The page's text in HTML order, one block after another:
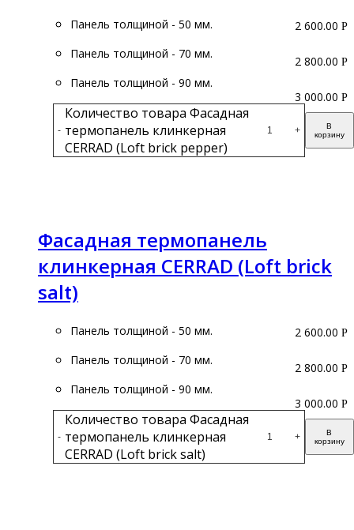
Панель толщиной - 50 мм.
Панель толщиной - 70 мм.
Панель толщиной - 90 мм.
-
Количество товара Фасадная
термопанель клинкерная
CERRAD (Loft brick pepper)
+
В
корзину
2 600.00 Р
2 800.00 Р
3 000.00 Р
Фасадная термопанель
клинкерная CERRAD (Loft brick
salt)
Панель толщиной - 50 мм.
Панель толщиной - 70 мм.
Панель толщиной - 90 мм.
-
Количество товара Фасадная
термопанель клинкерная
CERRAD (Loft brick salt)
+
В
корзину
2 600.00 Р
2 800.00 Р
3 000.00 Р